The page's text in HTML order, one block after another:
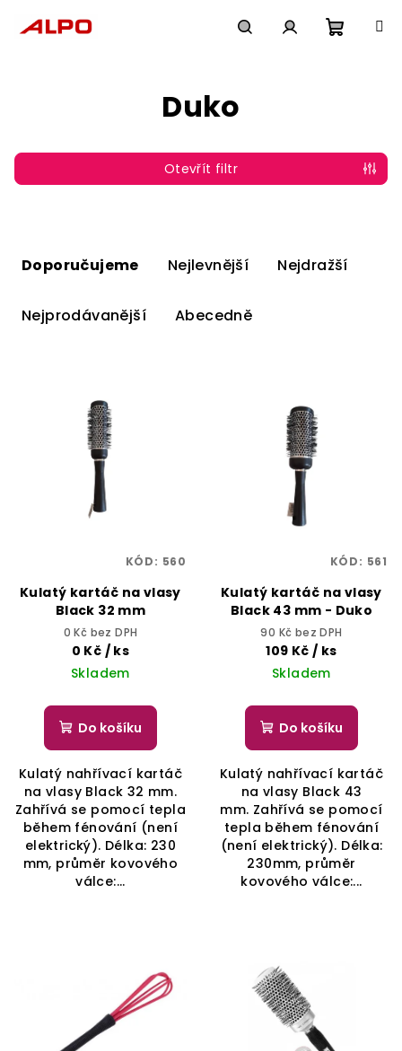
Duko
Otevřít filtr
Doporučujeme Nejlevnější Nejdražší
Nejprodávanější Abecedně
d
uKulatý kartáč na vlasy
Black 32 mm
0 Kč bez DPH
0 Kč / ks
Skladem
Do košíku
Kulatý nahřívací kartáč
na vlasy Black 32 mm.
Zahřívá se pomocí tepla
během fénování (není
elektrický). Délka: 230
mm, průměr kovového
válce:...
KÓD: 560
Kulatý kartáč na vlasy
Black 43 mm - Duko
90 Kč bez DPH
109 Kč/ ks
Skladem
Do košíku
Kulatý nahřívací kartáč
na vlasy Black 43
mm. Zahřívá se pomocí
tepla během fénování
(není elektrický). Délka:
230mm, průměr
kovového válce:...
KÓD: 561